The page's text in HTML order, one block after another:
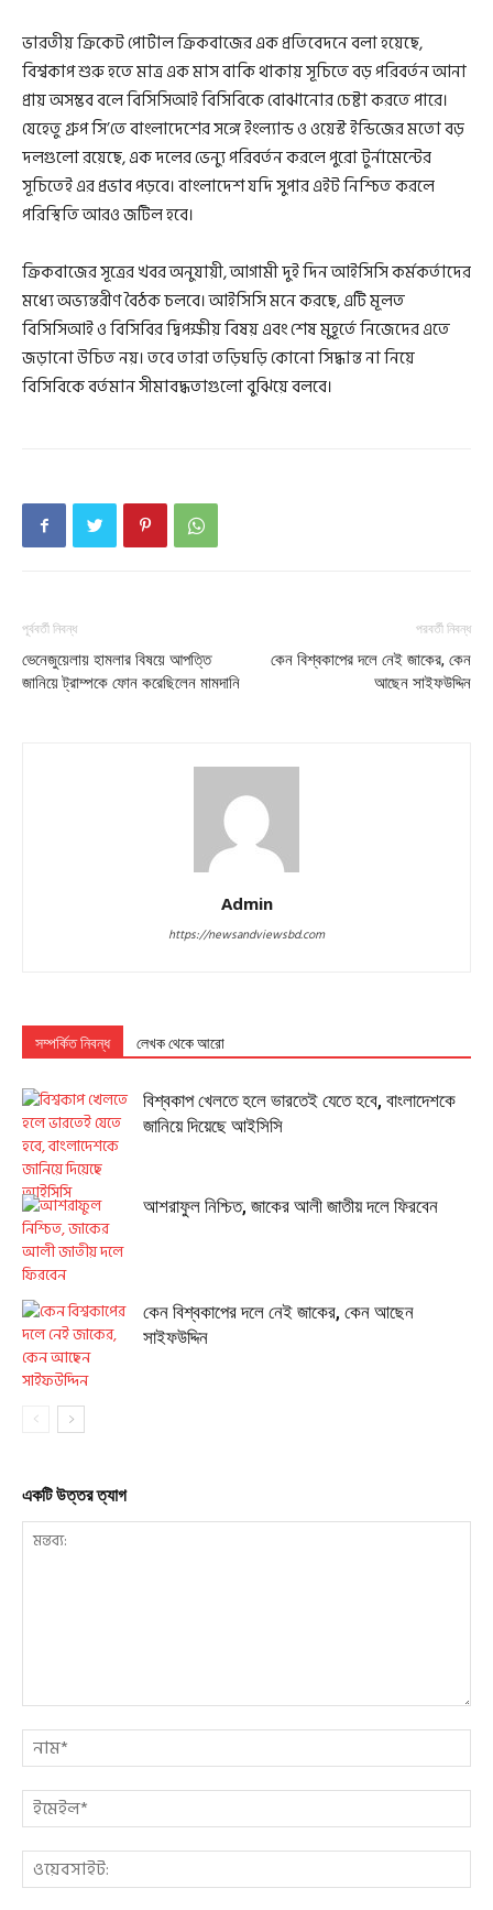
ভারতীয় ক্রিকেট পোর্টাল ক্রিকবাজের এক প্রতিবেদনে বলা হয়েছে,
বিশ্বকাপ শুরু হতে মাত্র এক মাস বাকি থাকায় সূচিতে বড় পরিবর্তন আনা
প্রায় অসম্ভব বলে বিসিসিআই বিসিবিকে বোঝানোর চেষ্টা করতে পারে।
যেহেতু গ্রুপ সি’তে বাংলাদেশের সঙ্গে ইংল্যান্ড ও ওয়েস্ট ইন্ডিজের মতো বড়
দলগুলো রয়েছে, এক দলের ভেন্যু পরিবর্তন করলে পুরো টুর্নামেন্টের
সূচিতেই এর প্রভাব পড়বে। বাংলাদেশ যদি সুপার এইট নিশ্চিত করলে
পরিস্থিতি আরও জটিল হবে।
ক্রিকবাজের সূত্রের খবর অনুযায়ী, আগামী দুই দিন আইসিসি কর্মকর্তাদের
মধ্যে অভ্যন্তরীণ বৈঠক চলবে। আইসিসি মনে করছে, এটি মূলত
বিসিসিআই ও বিসিবির দ্বিপক্ষীয় বিষয় এবং শেষ মুহূর্তে নিজেদের এতে
জড়ানো উচিত নয়। তবে তারা তড়িঘড়ি কোনো সিদ্ধান্ত না নিয়ে
বিসিবিকে বর্তমান সীমাবদ্ধতাগুলো বুঝিয়ে বলবে।
পূর্ববর্তী নিবন্ধ
ভেনেজুয়েলায় হামলার বিষয়ে আপত্তি
জানিয়ে ট্রাম্পকে ফোন করেছিলেন মামদানি
পরবর্তী নিবন্ধ
কেন বিশ্বকাপের দলে নেই জাকের, কেন
আছেন সাইফউদ্দিন
Admin
https://newsandviewsbd.com
সম্পর্কিত নিবন্ধ লেখক থেকে আরো
বিশ্বকাপ খেলতে হলে ভারতেই যেতে হবে, বাংলাদেশকে
জানিয়ে দিয়েছে আইসিসি
আশরাফুল নিশ্চিত, জাকের আলী জাতীয় দলে ফিরবেন
কেন বিশ্বকাপের দলে নেই জাকের, কেন আছেন
সাইফউদ্দিন
একটি উত্তর ত্যাগ